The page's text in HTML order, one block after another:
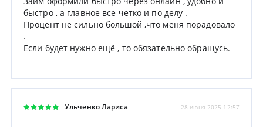
быстро , а главное все четко и по делу .
Процент не сильно большой ,что меня порадовало
.
Если будет нужно ещё , то обязательно обращусь.
Ульченко Лариса 28 июня 2025 12:57